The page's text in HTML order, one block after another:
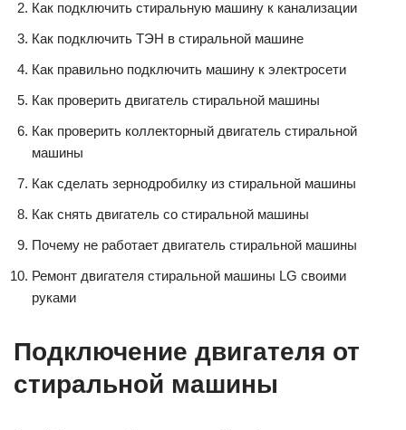
Как подключить стиральную машину к канализации
Как подключить ТЭН в стиральной машине
Как правильно подключить машину к электросети
Как проверить двигатель стиральной машины
Как проверить коллекторный двигатель стиральной
машины
Как сделать зернодробилку из стиральной машины
Как снять двигатель со стиральной машины
Почему не работает двигатель стиральной машины
Ремонт двигателя стиральной машины LG своими
руками
Подключение двигателя от
стиральной машины